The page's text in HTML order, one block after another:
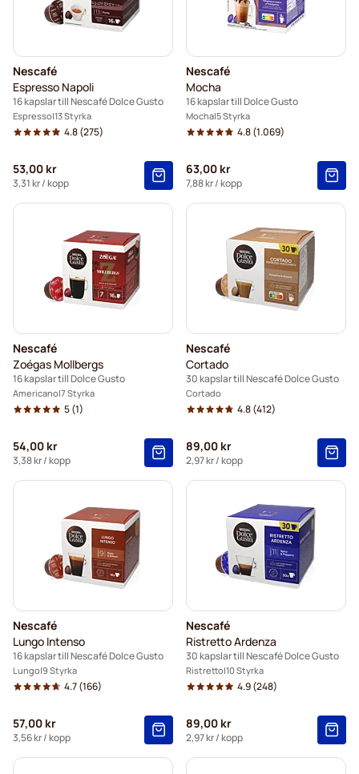
Nescafé
Espresso Napoli
16 kapslar till Nescafé Dolce Gusto
Espresso 13 Styrka
4.8(275)
53,00 kr
3,31 kr/ kopp
Nescafé
Mocha
16 kapslar till Dolce Gusto
Mocha 5 Styrka
4.8(1.069)
63,00 kr
7,88 kr/ kopp
Nescafé
Zoégas Mollbergs
16 kapslar till Dolce Gusto
Americano 7 Styrka
5(1)
54,00 kr
3,38 kr/ kopp
Nescafé
Cortado
30 kapslar till Nescafé Dolce Gusto
Cortado
4.8(412)
89,00 kr
2,97 kr/ kopp
Nescafé
Lungo Intenso
16 kapslar till Nescafé Dolce Gusto
Lungo 9 Styrka
4.7(166)
57,00 kr
3,56 kr/ kopp
Nescafé
Ristretto Ardenza
30 kapslar till Nescafé Dolce Gusto
Ristretto 10 Styrka
4.9(248)
89,00 kr
2,97 kr/ kopp